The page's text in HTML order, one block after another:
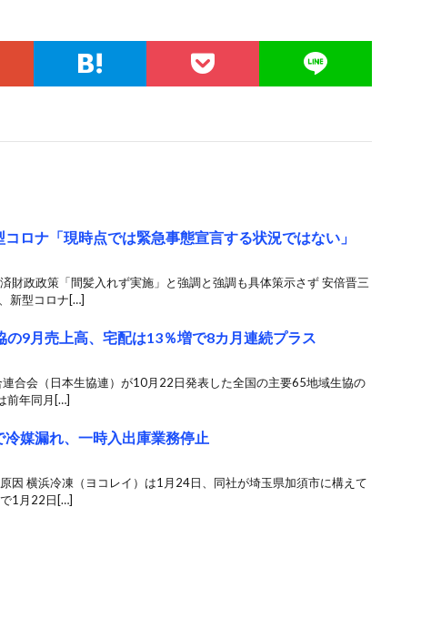
コロナ「現時点では緊急事態宣言する状況ではない」
財政政策「間髪入れず実施」と強調と強調も具体策示さず 安倍晋三
新型コロナ[…]
の9月売上高、宅配は13％増で8カ月連続プラス
合会（日本生協連）が10月22日発表した全国の主要65地域生協の
前年同月[…]
媒漏れ、一時入出庫業務停止
因 横浜冷凍（ヨコレイ）は1月24日、同社が埼玉県加須市に構えて
1月22日[…]